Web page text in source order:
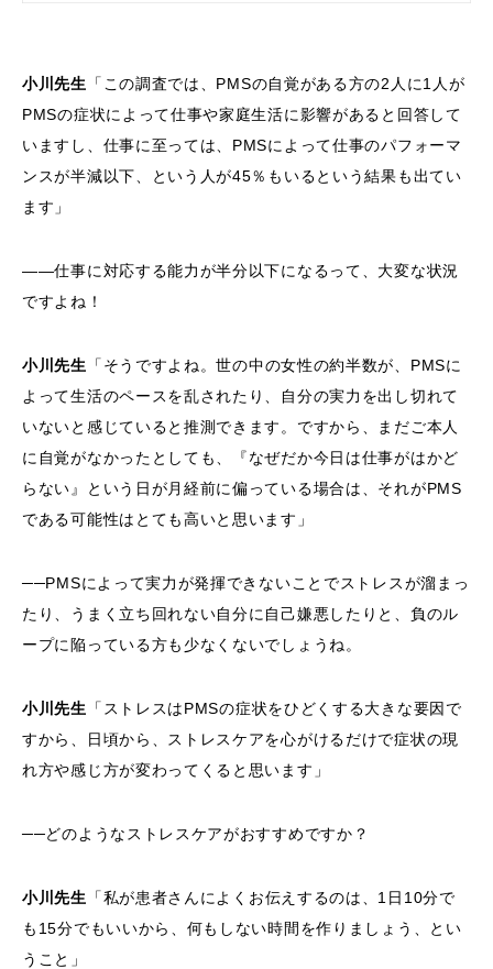
小川先生
「この調査では、PMSの自覚がある方の2人に1人が
PMSの症状によって仕事や家庭生活に影響があると回答して
いますし、仕事に至っては、PMSによって仕事のパフォーマ
ンスが半減以下、という人が45％もいるという結果も出てい
ます」
――仕事に対応する能力が半分以下になるって、大変な状況
ですよね！
小川先生
「そうですよね。世の中の女性の約半数が、PMSに
よって生活のペースを乱されたり、自分の実力を出し切れて
いないと感じていると推測できます。ですから、まだご本人
に自覚がなかったとしても、『なぜだか今日は仕事がはかど
らない』という日が月経前に偏っている場合は、それがPMS
である可能性はとても高いと思います」
──PMSによって実力が発揮できないことでストレスが溜まっ
たり、うまく立ち回れない自分に自己嫌悪したりと、負のル
ープに陥っている方も少なくないでしょうね。
小川先生
「ストレスはPMSの症状をひどくする大きな要因で
すから、日頃から、ストレスケアを心がけるだけで症状の現
れ方や感じ方が変わってくると思います」
──どのようなストレスケアがおすすめですか？
小川先生
「私が患者さんによくお伝えするのは、1日10分で
も15分でもいいから、何もしない時間を作りましょう、とい
うこと」